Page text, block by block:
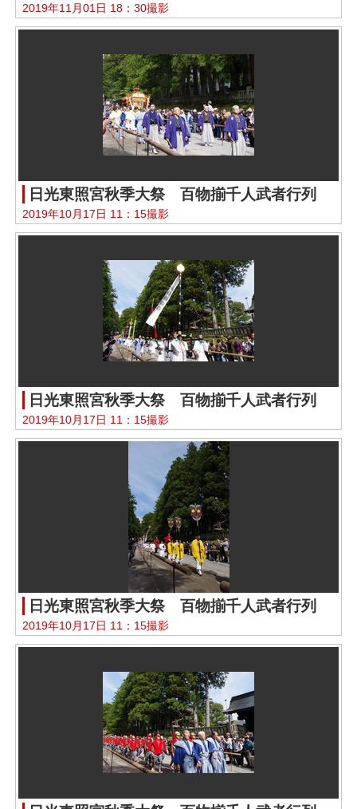
2019年11月01日 18：30撮影
日光東照宮秋季大祭 百物揃千人武者行列
2019年10月17日 11：15撮影
日光東照宮秋季大祭 百物揃千人武者行列
2019年10月17日 11：15撮影
日光東照宮秋季大祭 百物揃千人武者行列
2019年10月17日 11：15撮影